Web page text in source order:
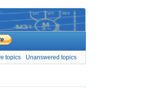
topics Unanswered topics